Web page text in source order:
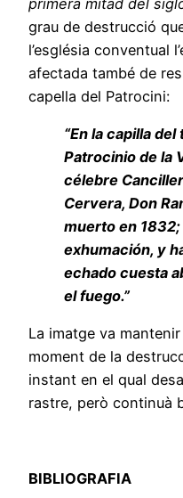
grau de destrucció
l’església conventual
afectada també de
capella del Patrocini:
“En la capilla
Patrocinio de la
célebre
Cervera, Don
muerto en
exhumación, y
echado cuesta
el fuego.”
La imatge va
moment de la
instant en el qual
rastre, però continuà
BIBLIOGRAFIA